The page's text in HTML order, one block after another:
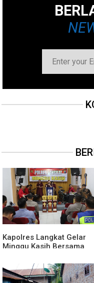
Kapolres Langkat Gelar
Minggu Kasih Bersama